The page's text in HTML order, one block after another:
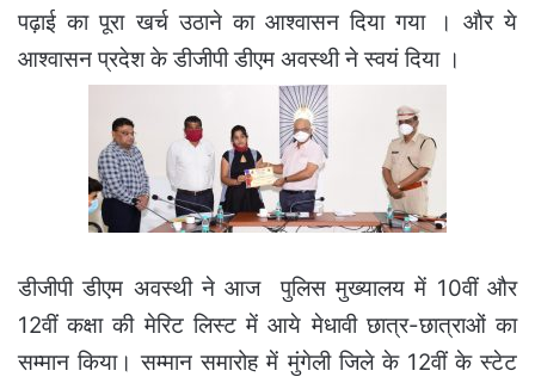
पढ़ाई का पूरा खर्च उठाने का आश्वासन दिया गया । और ये
आश्वासन प्रदेश के डीजीपी डीएम अवस्थी ने स्वयं दिया ।
डीजीपी डीएम अवस्थी ने आज पुलिस मुख्यालय में 10वीं और
12वीं कक्षा की मेरिट लिस्ट में आये मेधावी छात्र-छात्राओं का
सम्मान किया। सम्मान समारोह में मुंगेली जिले के 12वीं के स्टेट